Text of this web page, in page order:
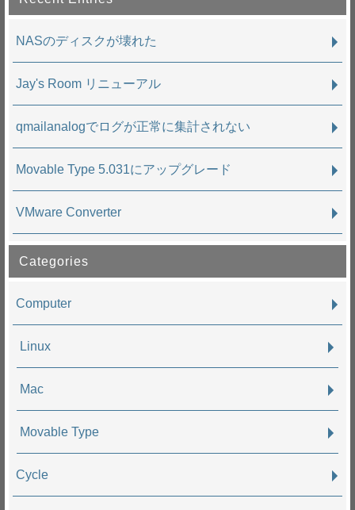
NASのディスクが壊れた
Jay's Room リニューアル
qmailanalogでログが正常に集計されない
Movable Type 5.031にアップグレード
VMware Converter
Categories
Computer
Linux
Mac
Movable Type
Cycle